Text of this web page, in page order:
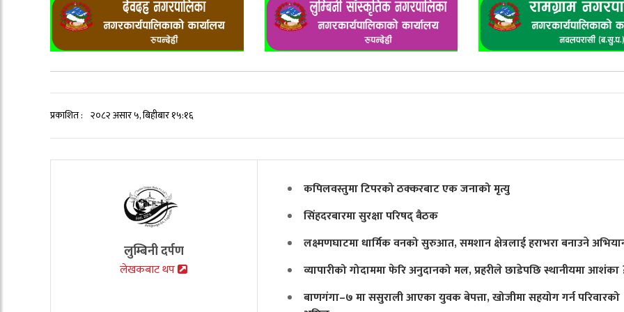
प्रकाशित : २०८२ असार ५, बिहीबार १५:१६
लुम्बिनी दर्पण
लेखकबाट थप
कपिलवस्तुमा टिपरको ठक्करबाट एक जनाको मृत्यु
सिंहदरबारमा सुरक्षा परिषद् बैठक
लक्ष्मणघाटमा धार्मिक वनको सुरुआत, समशान क्षेत्रलाई हराभरा बनाउने
व्यापारीको गोदाममा फेरि अनुदानको मल, प्रहरीले छाडेपछि स्थानीयमा आशंका
बाणगंगा–७ मा ससुराली आएका युवक बेपत्ता, खोजीमा सहयोग गर्न परिवारको